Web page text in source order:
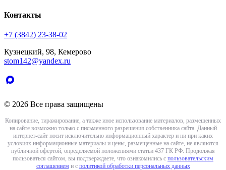
Контакты
+7 (3842) 23-38-02
Кузнецкий, 98, Кемерово
stom142@yandex.ru
© 2026 Все права защищены
Копирование, тиражирование, а также иное использование материалов, размещенных
на сайте возможно только с письменного разрешения собственника сайта. Данный
интернет-сайт носит исключительно информационный характер и ни при каких
условиях информационные материалы и цены, размещенные на сайте, не являются
публичной офертой, определяемой положениями статьи 437 ГК РФ. Продолжая
пользоваться сайтом, вы подтверждаете, что ознакомились с пользовательским
соглашением и с политикой обработки персональных данных